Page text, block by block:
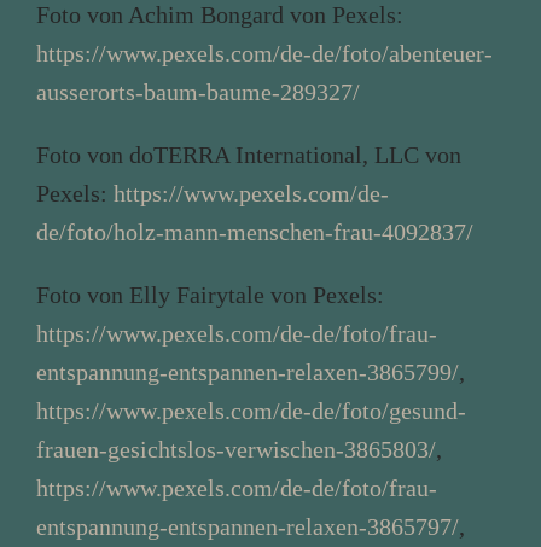
Foto von Achim Bongard von Pexels:
https://www.pexels.com/de-de/foto/abenteuer-
ausserorts-baum-baume-289327/
Foto von doTERRA International, LLC von
Pexels: https://www.pexels.com/de-
de/foto/holz-mann-menschen-frau-4092837/
Foto von Elly Fairytale von Pexels:
https://www.pexels.com/de-de/foto/frau-
entspannung-entspannen-relaxen-3865799/,
https://www.pexels.com/de-de/foto/gesund-
frauen-gesichtslos-verwischen-3865803/,
https://www.pexels.com/de-de/foto/frau-
entspannung-entspannen-relaxen-3865797/,